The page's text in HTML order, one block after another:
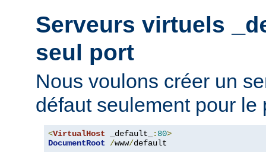
Serveurs virtuels
seul port
Nous voulons créer un
défaut seulement pour le
<VirtualHost _default_ : 80>
DocumentRoot
/www/